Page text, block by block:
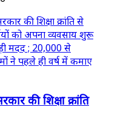
की शिक्षा क्रांति